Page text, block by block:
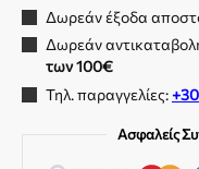
Δωρεάν έξοδα
Δωρεάν
των 100€
Τηλ. παραγγελίες:
Ασφαλείς